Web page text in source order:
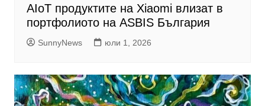
AIoT продуктите на Xiaomi влизат в
портфолиото на ASBIS България
SunnyNews юли 1, 2026